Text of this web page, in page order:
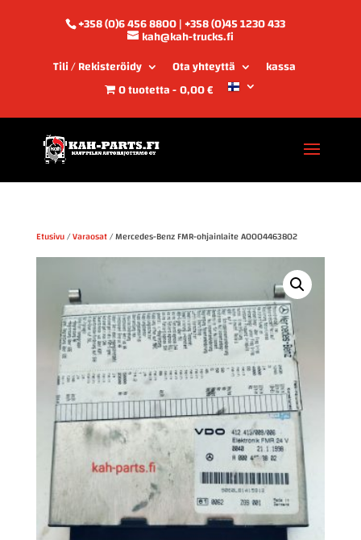
+358 (0)6 456 8800 | +358 (0)45 1230 433
kah@kah-trucks.fi
Tili / Rekisteröidy
Ota yhteyttä
kassa
0 tuotetta 0,00 €
Etusivu/Varaosat/ Mercedes-Benz FMR-ohjainlaite A0004463802